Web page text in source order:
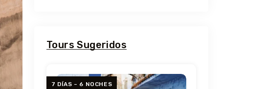
Tours Sugeridos
7 DÍAS – 6 NOCHES